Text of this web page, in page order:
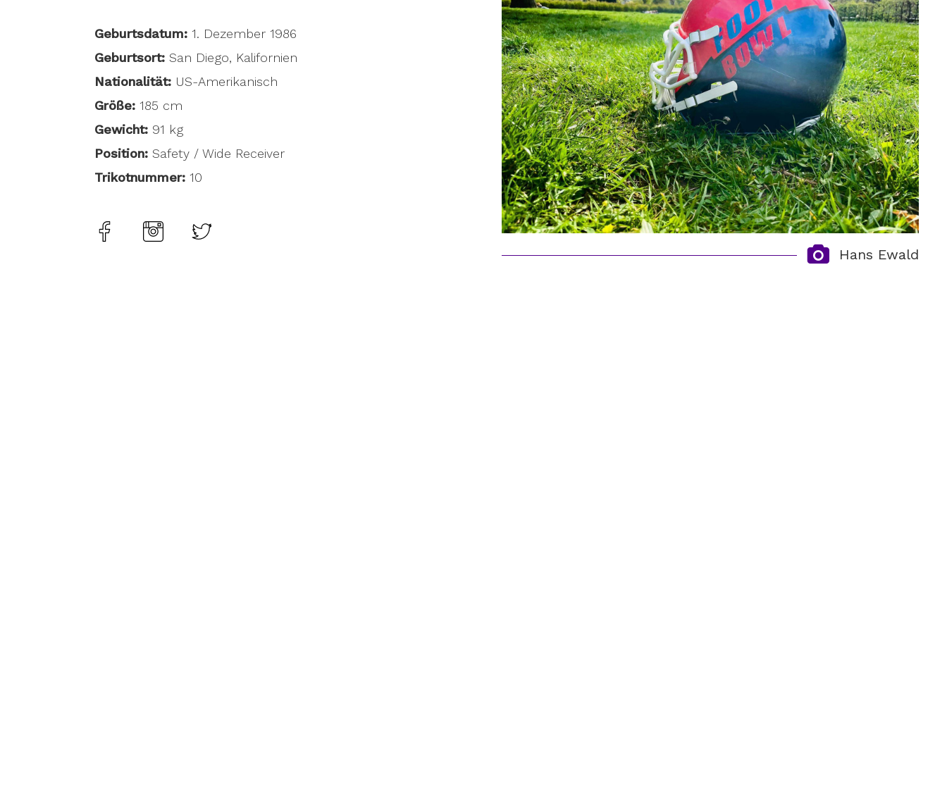
Geburtsdatum: 1. Dezember 1986
Geburtsort: San Diego, Kalifornien
Nationalität: US-Amerikanisch
Größe: 185 cm
Gewicht: 91 kg
Position: Safety / Wide Receiver
Trikotnummer: 10
Hans Ewald